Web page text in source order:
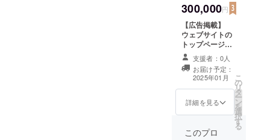
月1日〜事業が存
続する限り掲載
・掲載方法：文
字のみ ・掲載サ
イズ：小 ・支援
時、必ず備考欄
に希望されるお
名前とご希望の
さい。
300,000円
【広告掲載】
ウェブサイトの
トップページ広
告欄に、広告を
掲載します。 ・
掲載期間：2025
年1月1日〜2025
年3月1日までの
2ヶ月間 ・掲載
イズ：中 ・支援
支援者：0人
お届け予定：
2025年01月
詳細を見る
こ
の
リ
タ
ー
ン
を
選
択
す
る
このプロ